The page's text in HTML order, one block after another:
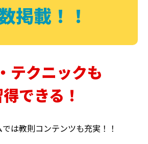
掲載！！
テクニックも
できる！
は教則コンテンツも充実！！